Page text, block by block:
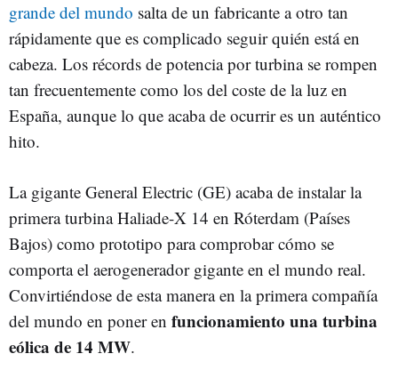
grande del mundo salta de un fabricante a otro tan
rápidamente que es complicado seguir quién está en
cabeza. Los récords de potencia por turbina se rompen
tan frecuentemente como los del coste de la luz en
España, aunque lo que acaba de ocurrir es un auténtico
hito.
La gigante General Electric (GE) acaba de instalar la
primera turbina Haliade-X 14 en Róterdam (Países
Bajos) como prototipo para comprobar cómo se
comporta el aerogenerador gigante en el mundo real.
Convirtiéndose de esta manera en la primera compañía
del mundo en poner en funcionamiento una turbina
eólica de 14 MW.